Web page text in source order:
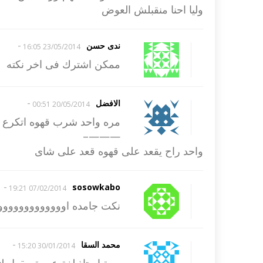
وليا احنا منقبلش العوض
ندى حسن 23/05/2014 16:05
-
ممكن اشترك فى اخر نكته
الافضل 20/05/2014 00:51
-
مره واحد شرب قهوه
———–
واحد راح يقعد على قهوه قعد على شاى
sosowkabo
07/02/2014 19:21
-
نكت جامده
محمد السقا 30/01/2014 15:20
-